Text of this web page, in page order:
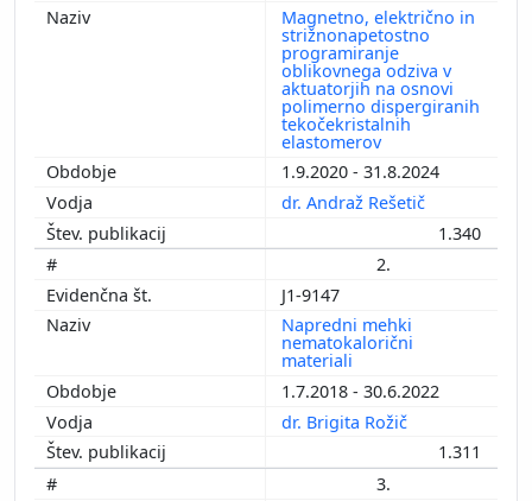
Magnetno, električno in
strižnonapetostno
programiranje
oblikovnega odziva v
aktuatorjih na osnovi
polimerno dispergiranih
tekočekristalnih
elastomerov
1.9.2020 - 31.8.2024
dr. Andraž Rešetič
1.340
2.
J1-9147
Napredni mehki
nematokalorični
materiali
1.7.2018 - 30.6.2022
dr. Brigita Rožič
1.311
3.